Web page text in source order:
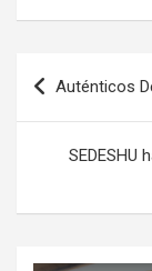
Navegación
de
entradas
Auténticos
SEDESHU